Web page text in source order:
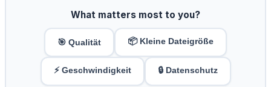
What matters most to you?
🎯 Qualität 📦 Kleine Dateigröße
⚡ Geschwindigkeit 🔒 Datenschutz